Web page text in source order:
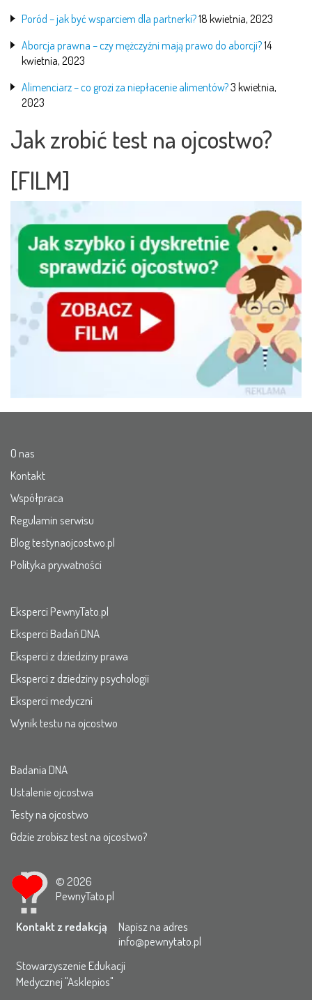
Poród – jak być wsparciem dla partnerki?18 kwietnia, 2023
Aborcja prawna – czy mężczyźni mają prawo do aborcji?14
kwietnia, 2023
Alimenciarz – co grozi za niepłacenie alimentów?3 kwietnia,
2023
Jak zrobić test na ojcostwo?
[FILM]
O nas
Kontakt
Współpraca
Regulamin serwisu
Blog testynaojcostwo.pl
Polityka prywatności
Eksperci PewnyTato.pl
Eksperci Badań DNA
Eksperci z dziedziny prawa
Eksperci z dziedziny psychologii
Eksperci medyczni
Wynik testu na ojcostwo
Badania DNA
Ustalenie ojcostwa
Testy na ojcostwo
Gdzie zrobisz test na ojcostwo?
© 2026
PewnyTato.pl
Kontakt z redakcją
Napisz na adres
info@pewnytato.pl
Stowarzyszenie Edukacji
Medycznej "Asklepios"